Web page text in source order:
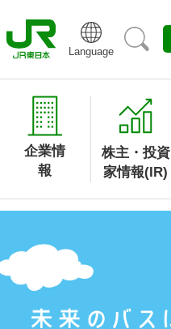
Language
企業情
報
株主・投資
家情報(IR)